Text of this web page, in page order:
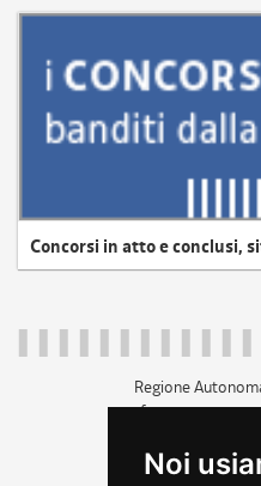
Noi
Concorsi in atto e conclusi,
Regione
c.f.
+39